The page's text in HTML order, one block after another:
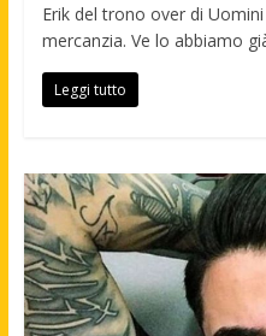
Erik del trono over di
mercanzia. Ve lo abbiamo
Leggi tutto